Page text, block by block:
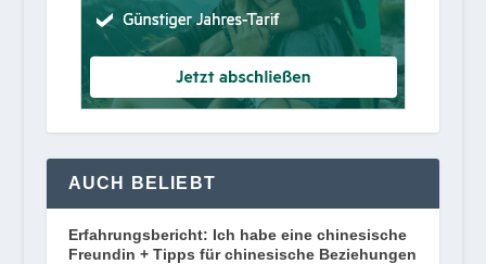
AUCH BELIEBT
Erfahrungsbericht: Ich habe eine chinesische
Freundin + Tipps für chinesische Beziehungen